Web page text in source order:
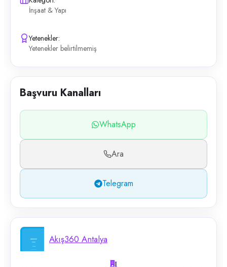
İnşaat & Yapı
Yetenekler:
Yetenekler belirtilmemiş
Başvuru Kanalları
WhatsApp
Ara
Telegram
Akış360 Antalya